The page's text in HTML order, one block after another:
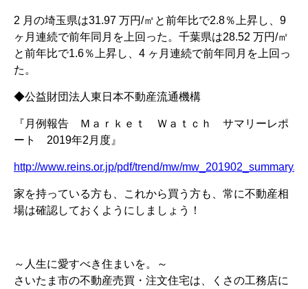
2 月の埼玉県は31.97 万円/㎡と前年比で2.8％上昇し、9
ヶ月連続で前年同月を上回った。千葉県は28.52 万円/㎡
と前年比で1.6％上昇し、4 ヶ月連続で前年同月を上回っ
た。
◆公益財団法人東日本不動産流通機構
『月例報告 Ｍａｒｋｅｔ Ｗａｔｃｈ サマリーレポ
ート 2019年2月度』
http://www.reins.or.jp/pdf/trend/mw/
家を持っている方も、これから買う方も、常に不動産相
場は確認しておくようにしましょう！
～人生に愛すべき住まいを。～
さいたま市の不動産売買・注文住宅は、くさの工務店に